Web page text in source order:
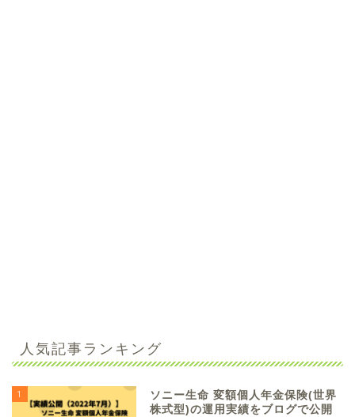
人気記事ランキング
1
ソニー生命 変額個人年金保険(世界
株式型)の運用実績をブログで公開